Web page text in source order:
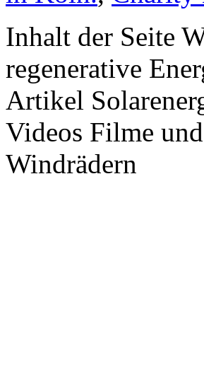
Inhalt der Seite
regenerative
Artikel
Videos Filme
Windrädern